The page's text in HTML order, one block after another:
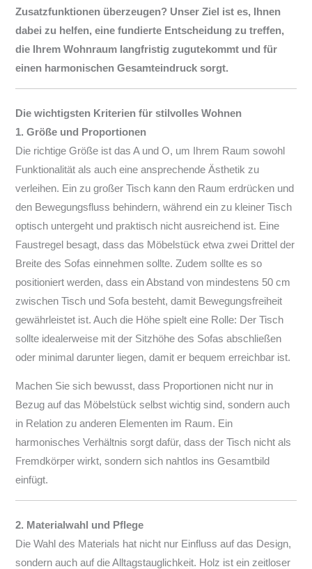
Zusatzfunktionen überzeugen? Unser Ziel ist es, Ihnen
dabei zu helfen, eine fundierte Entscheidung zu treffen,
die Ihrem Wohnraum langfristig zugutekommt und für
einen harmonischen Gesamteindruck sorgt.
Die wichtigsten Kriterien für stilvolles Wohnen
1. Größe und Proportionen
Die richtige Größe ist das A und O, um Ihrem Raum sowohl
Funktionalität als auch eine ansprechende Ästhetik zu
verleihen. Ein zu großer Tisch kann den Raum erdrücken und
den Bewegungsfluss behindern, während ein zu kleiner Tisch
optisch untergeht und praktisch nicht ausreichend ist. Eine
Faustregel besagt, dass das Möbelstück etwa zwei Drittel der
Breite des Sofas einnehmen sollte. Zudem sollte es so
positioniert werden, dass ein Abstand von mindestens 50 cm
zwischen Tisch und Sofa besteht, damit Bewegungsfreiheit
gewährleistet ist. Auch die Höhe spielt eine Rolle: Der Tisch
sollte idealerweise mit der Sitzhöhe des Sofas abschließen
oder minimal darunter liegen, damit er bequem erreichbar ist.
Machen Sie sich bewusst, dass Proportionen nicht nur in
Bezug auf das Möbelstück selbst wichtig sind, sondern auch
in Relation zu anderen Elementen im Raum. Ein
harmonisches Verhältnis sorgt dafür, dass der Tisch nicht als
Fremdkörper wirkt, sondern sich nahtlos ins Gesamtbild
einfügt.
2. Materialwahl und Pflege
Die Wahl des Materials hat nicht nur Einfluss auf das Design,
sondern auch auf die Alltagstauglichkeit. Holz ist ein zeitloser